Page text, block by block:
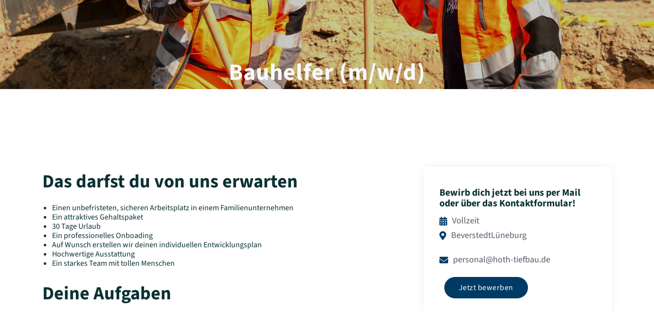
Bauhelfer (m/w/d)
Das darfst du von uns erwarten
Einen unbefristeten, sicheren Arbeitsplatz in einem Familienunternehmen
Ein attraktives Gehaltspaket
30 Tage Urlaub
Ein professionelles Onboading
Auf Wunsch erstellen wir deinen individuellen Entwicklungsplan
Hochwertige Ausstattung
Ein starkes Team mit tollen Menschen
Deine Aufgaben
Bewirb dich jetzt bei uns per Mail
oder über das Kontaktformular!
 Vollzeit
 BeverstedtLüneburg
✉ personal@hoth-tiefbau.de
Jetzt bewerben